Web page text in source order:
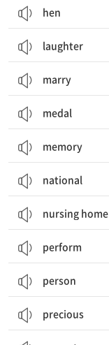
hen
laughter
marry
medal
memory
national
nursing home
perform
person
precious